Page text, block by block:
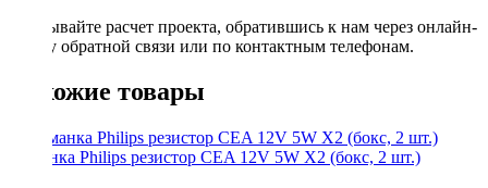
Заказывайте расчет проекта, обратившись к нам через онлайн-
форму обратной связи или по контактным телефонам.
Похожие товары
Обманка Philips резистор CEA 12V 5W X2 (бокс, 2 шт.)